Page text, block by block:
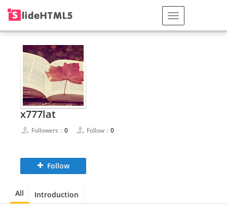
x777lat
Followers： 0 Follow： 0
Follow
All Introduction